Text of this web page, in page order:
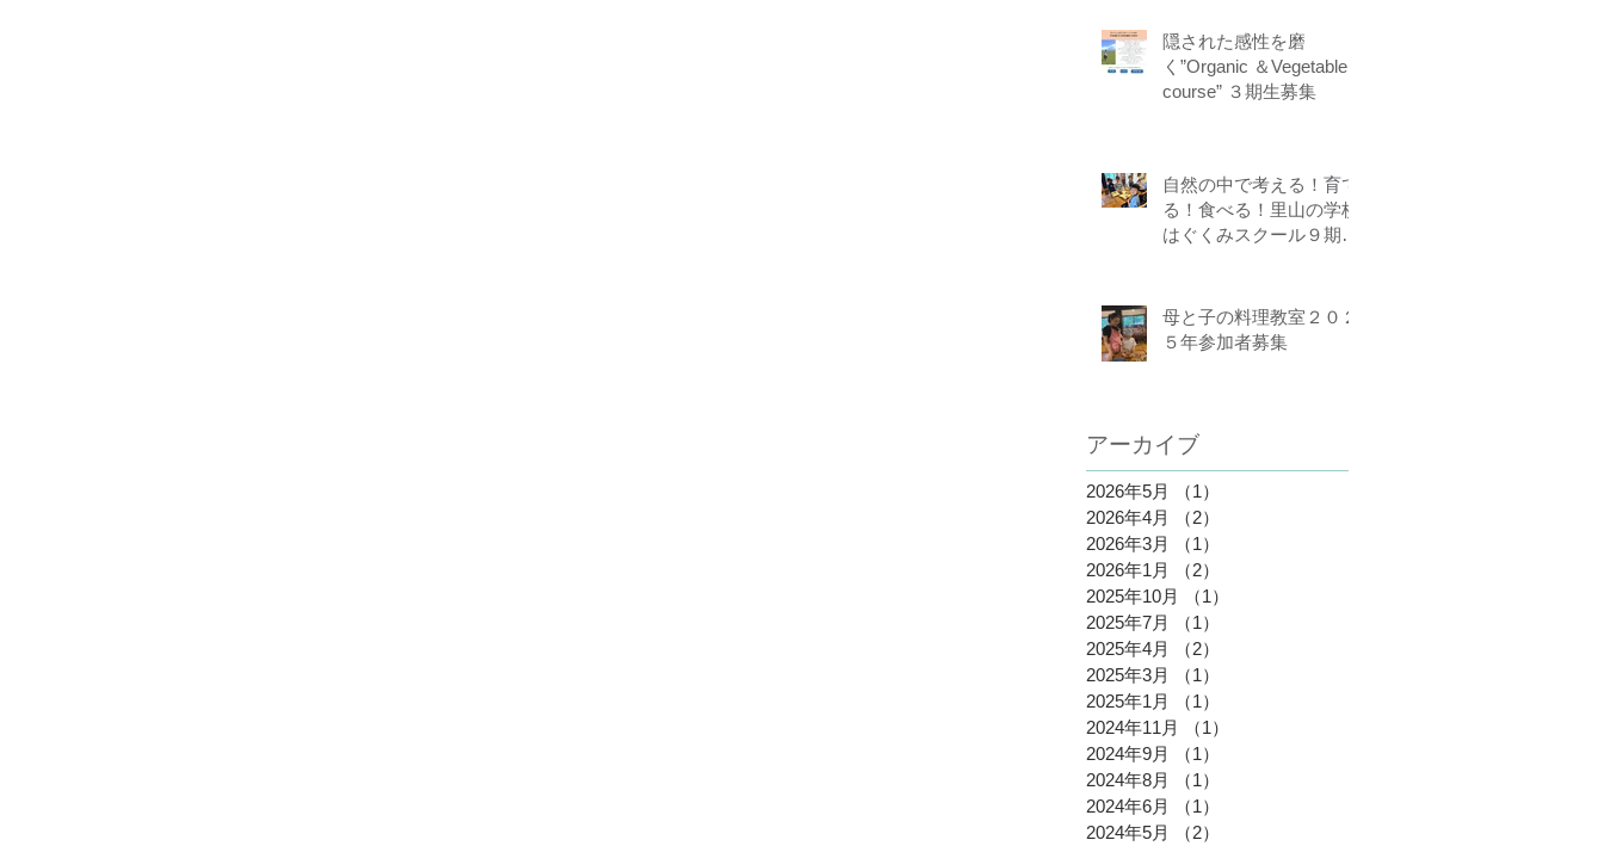
隠された感性を磨
く”Organic ＆Vegetable
course” ３期生募集
自然の中で考える！育て
る！食べる！里山の学校
はぐくみスクール９期生
母と子の料理教室２０２
５年参加者募集
アーカイブ
2026年5月 （1）
2026年4月
（2）
2026年3月
（1）
2026年1月
（2）
2025年10月
（1）
2025年7月
（1）
2025年4月
（2）
2025年3月
（1）
2025年1月
（1）
2024年11月
（1）
2024年9月
（1）
2024年8月
（1）
2024年6月
（1）
2024年5月
（2）